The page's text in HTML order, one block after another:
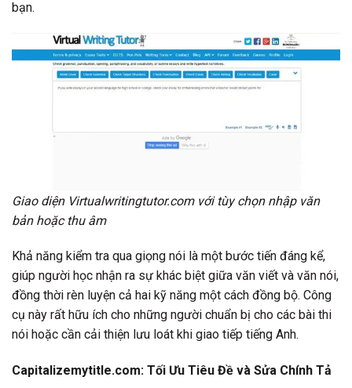
bạn.
Giao diện Virtualwritingtutor.com với tùy chọn nhập văn
bản hoặc thu âm
Khả năng kiểm tra qua giọng nói là một bước tiến đáng kể,
giúp người học nhận ra sự khác biệt giữa văn viết và văn nói,
đồng thời rèn luyện cả hai kỹ năng một cách đồng bộ. Công
cụ này rất hữu ích cho những người chuẩn bị cho các bài thi
nói hoặc cần cải thiện lưu loát khi giao tiếp tiếng Anh.
Capitalizemytitle.com: Tối Ưu Tiêu Đề và Sửa Chính Tả